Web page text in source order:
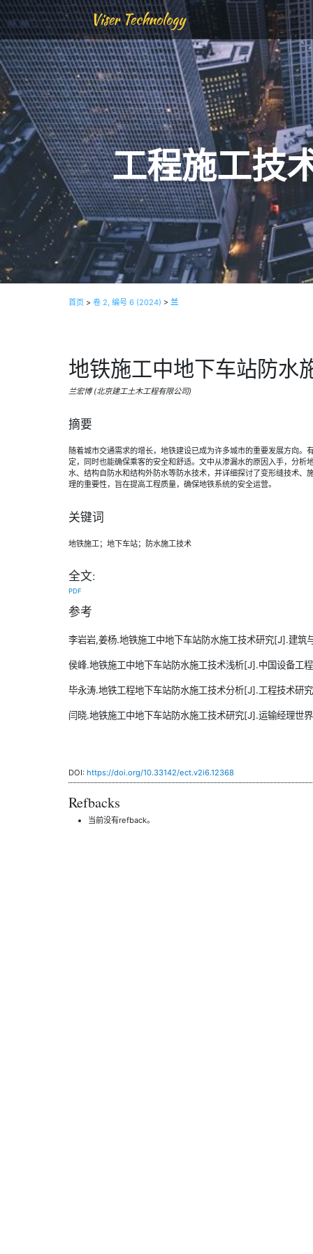
Viser Technology
工程施工技
首页 > 卷 2, 编号 6 (2024) > 兰
地铁施工中地下车站防水
兰宏博 (北京建工土木工程有限公司)
摘要
随着城市交通需求的增长，地铁建设已成为许多城市的重要发展方向
定，同时也能确保乘客的安全和舒适。文中从渗漏水的原因入手，分析
水、结构自防水和结构外防水等防水技术，并详细探讨了变形缝技术、
理的重要性，旨在提高工程质量，确保地铁系统的安全运营。
关键词
地铁施工；地下车站；防水施工技术
全文:
PDF
参考
李岩岩,姜杨.地铁施工中地下车站防水施工技术研究[J].建
侯峰.地铁施工中地下车站防水施工技术浅析[J].中国设备
毕永涛.地铁工程地下车站防水施工技术分析[J].工程技术
闫晓.地铁施工中地下车站防水施工技术研究[J].运输经理世
DOI: https://doi.org/10.33142/ect.v2i6.12368
Refbacks
当前没有refback。